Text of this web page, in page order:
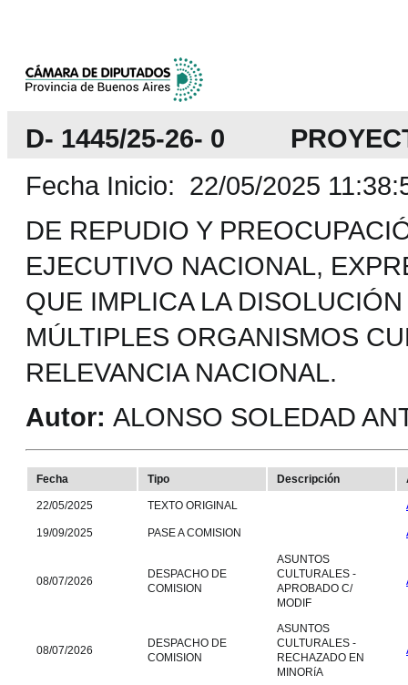
D- 1445/25-26- 0
Fecha Inicio: 22/05/2025
DE REPUDIO Y
EJECUTIVO NACIONAL,
QUE IMPLICA LA
MÚLTIPLES ORGANISMOS
RELEVANCIA NACIONAL.
Autor: ALONSO SOLEDAD
Fecha Tipo Descripción
22/05/2025 TEXTO ORIGINAL
19/09/2025 PASE A COMISION
08/07/2026
DESPACHO DE
COMISION
ASUNTOS
CULTURALES -
APROBADO C/
MODIF
08/07/2026
DESPACHO DE
COMISION
ASUNTOS
CULTURALES -
RECHAZADO EN
MINORíA